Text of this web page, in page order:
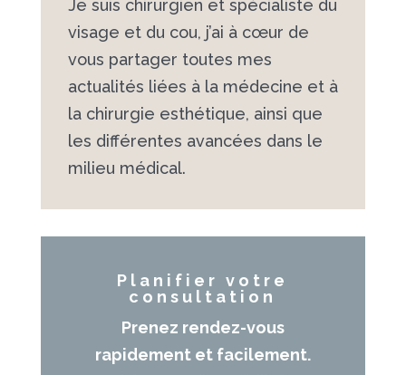
Je suis chirurgien et spécialiste du
visage et du cou, j’ai à cœur de
vous partager toutes mes
actualités liées à la médecine et à
la chirurgie esthétique, ainsi que
les différentes avancées dans le
milieu médical.
Planifier votre
consultation
Prenez rendez-vous
rapidement et facilement.